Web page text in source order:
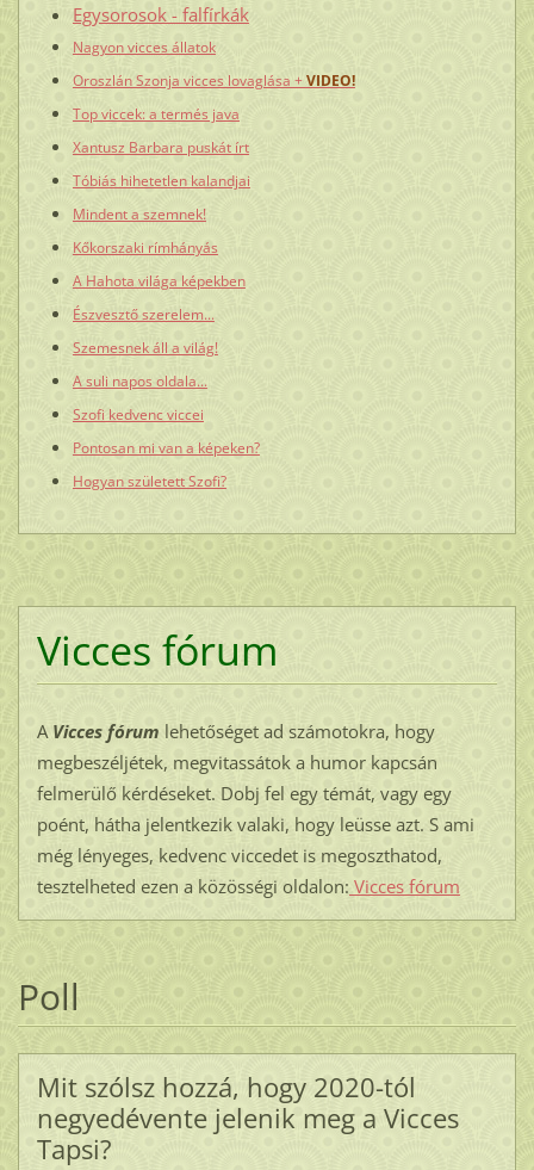
Egysorosok - falfírkák
Nagyon vicces állatok
Oroszlán Szonja vicces lovaglása +VIDEO!
Top viccek: a termés java
Xantusz Barbara puskát írt
Tóbiás hihetetlen kalandjai
Mindent a szemnek!
Kőkorszaki rímhányás
A Hahota világa képekben
Észvesztő szerelem...
Szemesnek áll a világ!
A suli napos oldala...
Szofi kedvenc viccei
Pontosan mi van a képeken?
Hogyan született Szofi?
Vicces fórum
A Vicces fórum lehetőséget ad számotokra, hogy
megbeszéljétek, megvitassátok a humor kapcsán
felmerülő kérdéseket. Dobj fel egy témát, vagy egy
poént, hátha jelentkezik valaki, hogy leüsse azt. S ami
még lényeges, kedvenc viccedet is megoszthatod,
tesztelheted ezen a közösségi oldalon: Vicces fórum
Poll
Mit szólsz hozzá, hogy 2020-tól
negyedévente jelenik meg a Vicces
Tapsi?